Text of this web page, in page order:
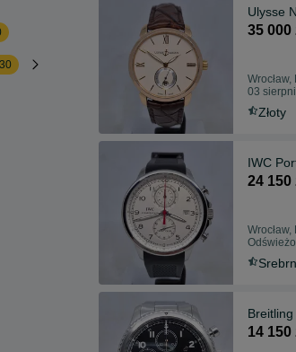
Ulysse
35 000
03
Złoty
IWC
24 150
14 150